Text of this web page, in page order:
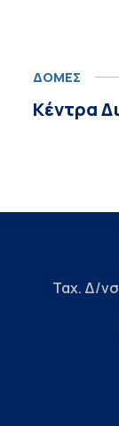
ΔΟΜΕΣ
Κέντρα
Ταχ. Δ/